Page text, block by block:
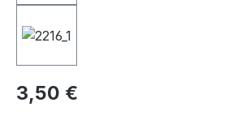
Regulärer Preis:
3,50 €